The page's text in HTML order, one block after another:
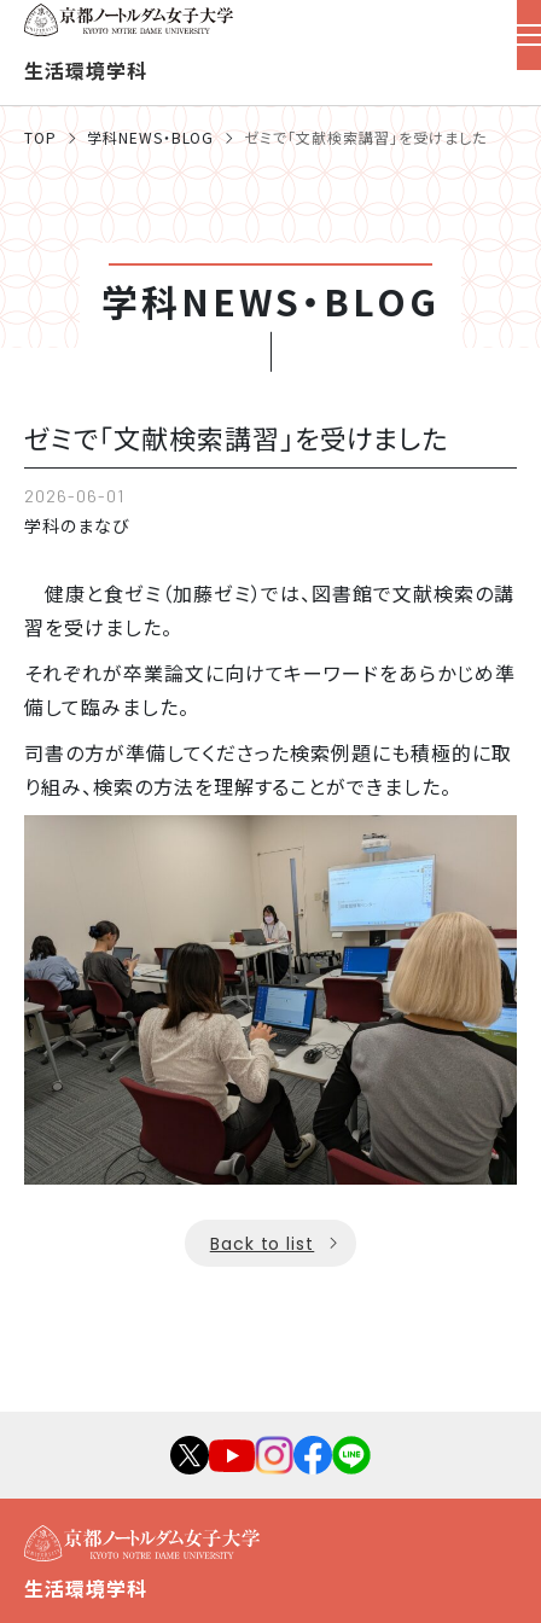
生活環境学科
TOP 学科NEWS・BLOG ゼミで「文献検索講習」を受けました
学科NEWS・BLOG
ゼミで「文献検索講習」を受けました
2026-06-01
学科のまなび
健康と食ゼミ（加藤ゼミ）では、図書館で文献検索の講
習を受けました。
それぞれが卒業論文に向けてキーワードをあらかじめ準
備して臨みました。
司書の方が準備してくださった検索例題にも積極的に取
り組み、検索の方法を理解することができました。
Back to list
生活環境学科